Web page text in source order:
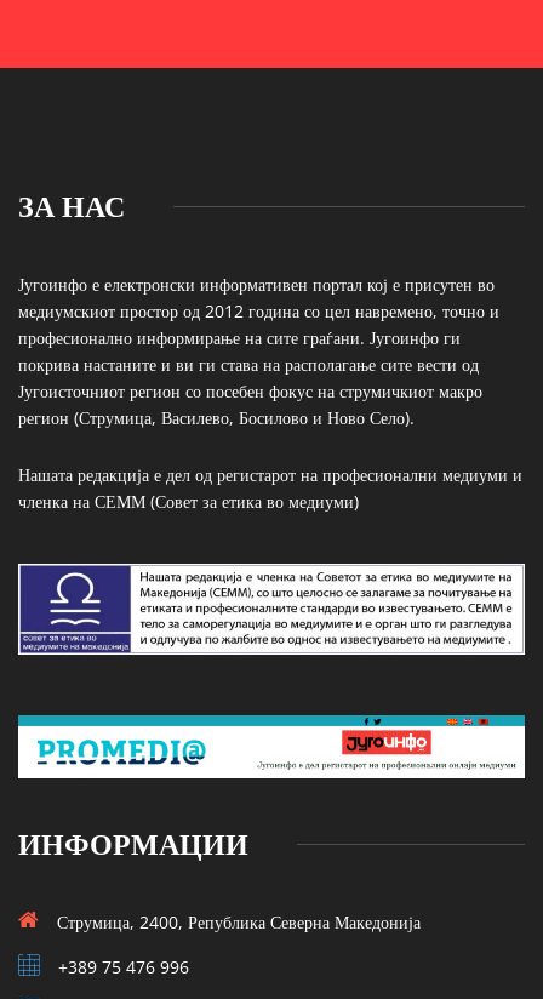
ЗА НАС
Југоинфо е електронски информативен портал кој е присутен во
медиумскиот простор од 2012 година со цел навремено, точно и
професионално информирање на сите граѓани. Југоинфо ги
покрива настаните и ви ги става на располагање сите вести од
Југоисточниот регион со посебен фокус на струмичкиот макро
регион (Струмица, Василево, Босилово и Ново Село).
Нашата редакција е дел од регистарот на професионални медиуми и
членка на СЕММ (Совет за етика во медиуми)
ИНФОРМАЦИИ
Струмица, 2400, Република Северна Македонија
+389 75 476 996